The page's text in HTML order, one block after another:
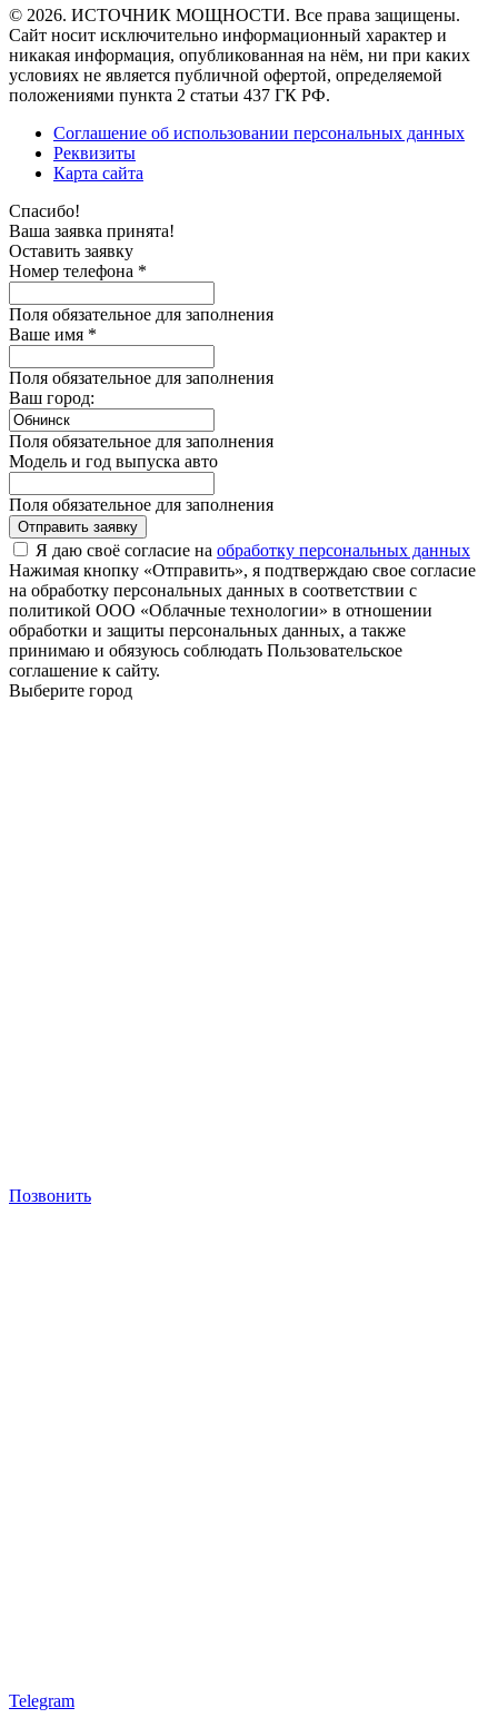
© 2026. ИСТОЧНИК МОЩНОСТИ. Все права защищены.
Сайт носит исключительно информационный характер и
никакая информация, опубликованная на нём, ни при каких
условиях не является публичной офертой, определяемой
положениями пункта 2 статьи 437 ГК РФ.
Соглашение об использовании персональных данных
Реквизиты
Карта сайта
Спасибо!
Ваша заявка принята!
Оставить заявку
Номер телефона *
Поля обязательное для заполнения
Ваше имя *
Поля обязательное для заполнения
Ваш город:
Поля обязательное для заполнения
Модель и год выпуска авто
Поля обязательное для заполнения
Отправить заявку
Я даю своё согласие на обработку персональных данных
Нажимая кнопку «Отправить», я подтверждаю свое согласие
на обработку персональных данных в соответствии с
политикой ООО «Облачные технологии» в отношении
обработки и защиты персональных данных, а также
принимаю и обязуюсь соблюдать Пользовательское
соглашение к сайту.
Выберите город
Позвонить
Telegram